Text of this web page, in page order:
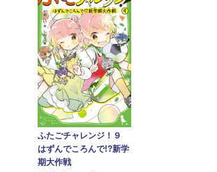
ふたごチャレンジ！９
はずんでころんで!?新学
期大作戦